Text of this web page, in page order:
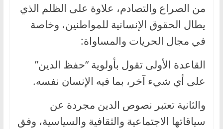
من الصراع والتصادم، علاوة على الظلم الذي
يطال الحقوق الإنسانية للمواطنين، وخاصة
في مجال الحريات والمساواة:
القاعدة الأولى تقول بأولوية “حفظ الدين”
على أي شيء آخر، بما فيه الإنسان نفسه.
والثانية تعتبر نصوص الدين مجردة عن
سياقاتها الاجتماعية والثقافية والسياسية، وفق